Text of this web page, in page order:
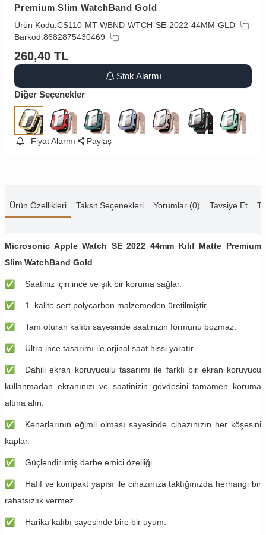
Premium Slim WatchBand Gold
Ürün Kodu:CS110-MT-WBND-WTCH-SE-2022-44MM-GLD
Barkod:8682875430469
260,40 TL
Stok Alarmı
Diğer Seçenekler
Fiyat Alarmı Paylaş
Ürün Özellikleri Taksit Seçenekleri Yorumlar (0) Tavsiye Et
Microsonic Apple Watch SE 2022 44mm Kılıf Matte Premium
Slim WatchBand Gold
✅ ​​Saatiniz için ince ve şık bir koruma sağlar.
✅ ​​1. kalite sert polycarbon malzemeden üretilmiştir.
✅ ​​Tam oturan kalıbı sayesinde saatinizin formunu bozmaz.
✅ ​​Ultra ince tasarımı ile orjinal saat hissi yaratır.
✅ ​​Dahili ekran koruyuculu tasarımı ile farklı bir ekran koruyucu
kullanmadan ekranınızı ve saatinizin gövdesini tamamen koruma
altına alın.
✅ ​​​Kenarlarının eğimli olması sayesinde cihazınızın her köşesini
kaplar.
✅ ​​Güçlendirilmiş darbe emici özelliği.
✅ ​​Hafif ve kompakt yapısı ile cihazınıza taktığınızda herhangi bir
rahatsızlık vermez.
✅ ​​Harika kalıbı sayesinde bire bir uyum.